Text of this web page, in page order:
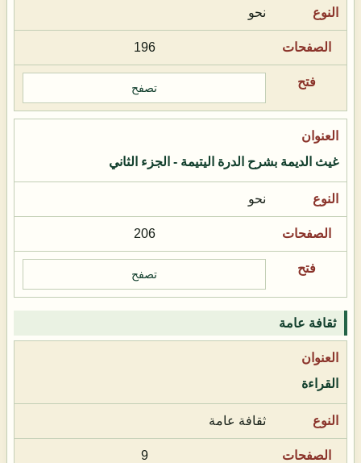
نحو
196
تصفح
غيث الديمة بشرح الدرة اليتيمة - الجزء الثاني
نحو
206
تصفح
ثقافة عامة
القراءة
ثقافة عامة
9